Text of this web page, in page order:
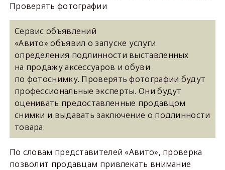
Проверять фотографии
Сервис объявлений
«Авито» объявил о запуске услуги
определения подлинности выставленных
на продажу аксессуаров и обуви
по фотоснимку. Проверять фотографии будут
профессиональные эксперты. Они будут
оценивать предоставленные продавцом
снимки и выдавать заключение о подлинности
товара.
По словам представителей «Авито», проверка
позволит продавцам привлекать внимание